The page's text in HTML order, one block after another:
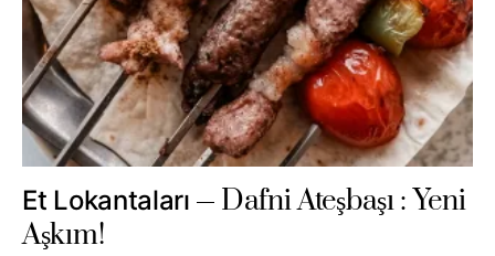
Et Lokantaları
Dafni Ateşbaşı : Yeni
Aşkım!